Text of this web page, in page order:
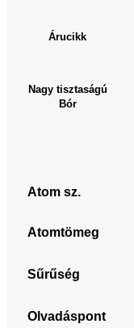
Árucikk
Nagy tisztaságú
Bór
Atom sz.
Atomtömeg
Sűrűség
Olvadáspont